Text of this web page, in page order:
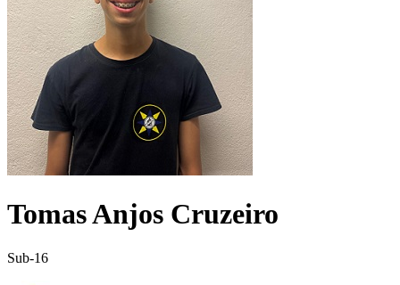
Tomas Anjos Cruzeiro
Sub-16